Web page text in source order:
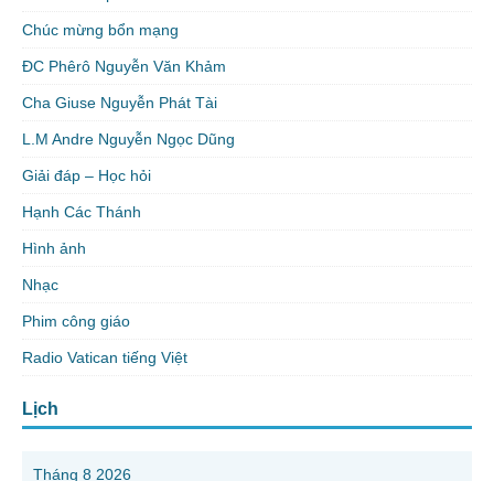
Chúc mừng bổn mạng
ĐC Phêrô Nguyễn Văn Khảm
Cha Giuse Nguyễn Phát Tài
L.M Andre Nguyễn Ngọc Dũng
Giải đáp – Học hỏi
Hạnh Các Thánh
Hình ảnh
Nhạc
Phim công giáo
Radio Vatican tiếng Việt
Lịch
Tháng 8 2026